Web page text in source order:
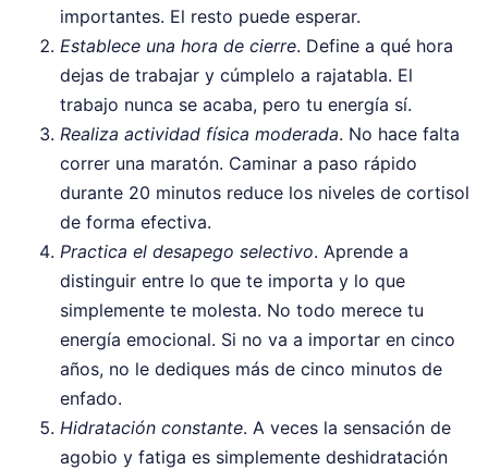
importantes. El resto puede esperar.
Establece una hora de cierre. Define a qué hora
dejas de trabajar y cúmplelo a rajatabla. El
trabajo nunca se acaba, pero tu energía sí.
Realiza actividad física moderada. No hace falta
correr una maratón. Caminar a paso rápido
durante 20 minutos reduce los niveles de cortisol
de forma efectiva.
Practica el desapego selectivo. Aprende a
distinguir entre lo que te importa y lo que
simplemente te molesta. No todo merece tu
energía emocional. Si no va a importar en cinco
años, no le dediques más de cinco minutos de
enfado.
Hidratación constante. A veces la sensación de
agobio y fatiga es simplemente deshidratación